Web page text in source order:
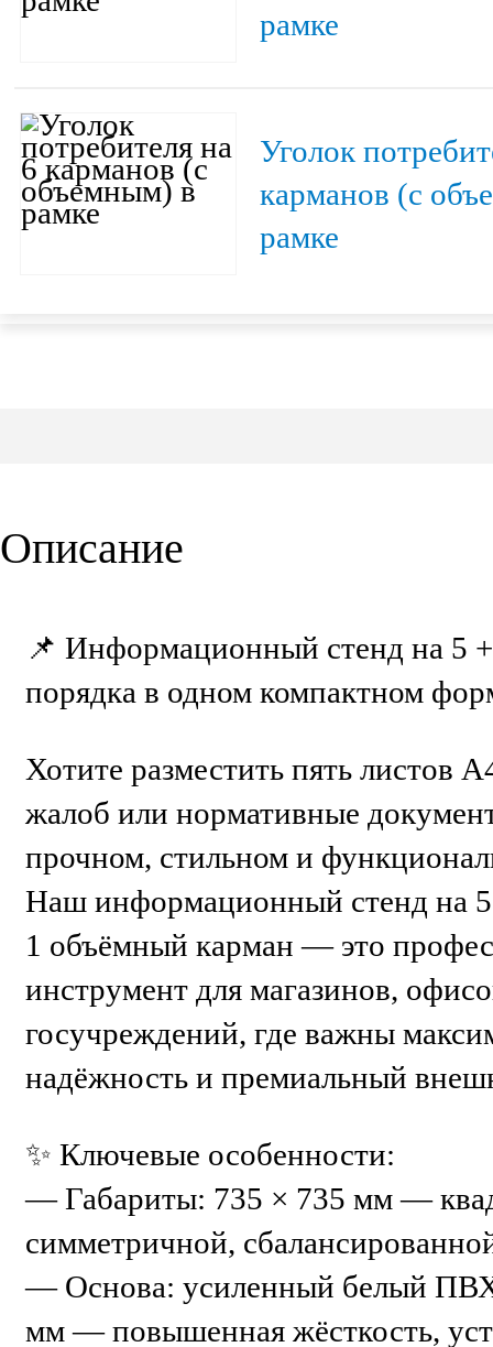
рамке
Уголок
карманов (с
рамке
Описание
📌 Информационный стенд на 5
порядка в одном компактном
Хотите разместить пять листов
жалоб или нормативные
прочном, стильном и
Наш информационный стенд на
1 объёмный карман — это
инструмент для магазинов,
госучреждений, где важны
надёжность и премиальный
✨ Ключевые особенности:
— Габариты: 735 × 735 мм —
симметричной,
— Основа: усиленный белый
мм — повышенная жёсткость,